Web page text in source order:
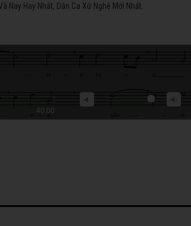
Nay Hay Nhất, Dân Ca Xứ Nghệ Mới Nhất.
40:00